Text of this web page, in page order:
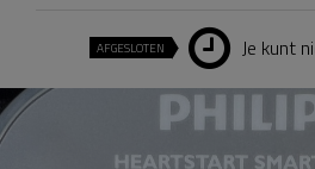
AFGESLOTEN Je kunt